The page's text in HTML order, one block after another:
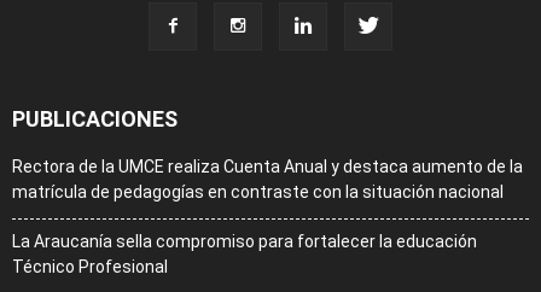
PUBLICACIONES
Rectora de la UMCE realiza Cuenta Anual y destaca aumento de la
matrícula de pedagogías en contraste con la situación nacional
La Araucanía sella compromiso para fortalecer la educación
Técnico Profesional